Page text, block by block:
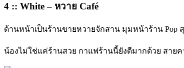
4 :: White – หวาย Café
ด้านหน้าเป็นร้านขายหวายจักสาน มุมหน้าร้าน Pop
น้องไม่ใช่แค่ร้านสวย กาแฟร้านนี้ยังดีมากด้วย สาย